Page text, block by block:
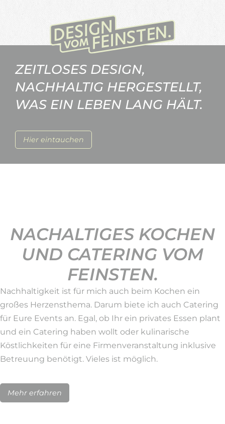
Hier eintauchen
ZEITLOSES DESIGN,
NACHHALTIG HERGESTELLT,
WAS EIN LEBEN LANG HÄLT.
NACHALTIGES KOCHEN
UND CATERING VOM
FEINSTEN.
Nachhaltigkeit ist für mich auch beim Kochen ein
großes Herzensthema. Darum biete ich auch Catering
für Eure Events an. Egal, ob Ihr ein privates Essen plant
und ein Catering haben wollt oder kulinarische
Köstlichkeiten für eine Firmenveranstaltung inklusive
Betreuung benötigt. Vieles ist möglich.
Mehr erfahren